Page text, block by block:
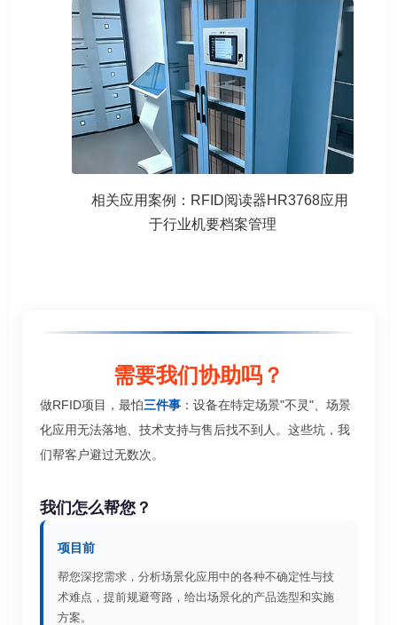
相关应用案例：RFID阅读器HR3768应用
于行业机要档案管理
需要我们协助吗？
做RFID项目，最怕三件事 ：设备在特定场景"不灵"、场景
化应用无法落地、技术支持与售后找不到人。这些坑，我
们帮客户避过无数次。
我们怎么帮您？
项目前
帮您深挖需求，分析场景化应用中的各种不确定性与技
术难点，提前规避弯路，给出场景化的产品选型和实施
方案。